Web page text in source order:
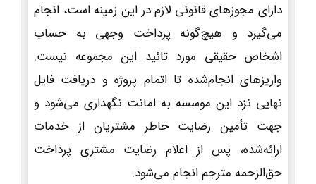
دارای مجوزهای قانونی لازم در این زمینه است، انجام
می‌گیرد و هیچ‌گونه پرداخت وجهی به حساب
اشخاص حقیقی مورد تائید این مجموعه نیست.
واریزهای انجام‌شده تا اتمام پروژه و دریافت فایل
نهایی نزد این موسسه به امانت نگهداری می‌شود و
جهت تأمین رضایت خاطر مشتریان از خدمات
ارائه‌شده، پس از اعلام رضایت مشتری پرداخت
حق‌الزحمه مترجم انجام می‌شود.